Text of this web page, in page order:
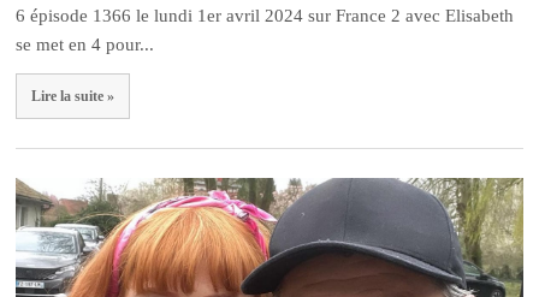
6 épisode 1366 le lundi 1er avril 2024 sur France 2 avec Elisabeth
se met en 4 pour...
Lire la suite »